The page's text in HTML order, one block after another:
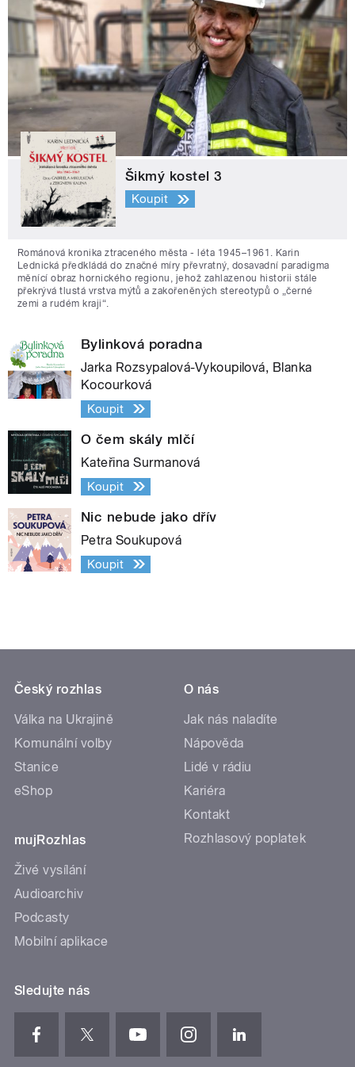
Šikmý kostel 3
Koupit
Románová kronika ztraceného města - léta 1945–1961. Karin
Lednická předkládá do značné míry převratný, dosavadní paradigma
měnící obraz hornického regionu, jehož zahlazenou historii stále
překrývá tlustá vrstva mýtů a zakořeněných stereotypů o „černé
zemi a rudém kraji“.
Bylinková poradna
Jarka Rozsypalová-Vykoupilová, Blanka
Kocourková
Koupit
O čem skály mlčí
Kateřina Surmanová
Koupit
Nic nebude jako dřív
Petra Soukupová
Koupit
Český rozhlas
Válka na Ukrajině
Komunální volby
Stanice
eShop
mujRozhlas
Živé vysílání
Audioarchiv
Podcasty
Mobilní aplikace
O nás
Jak nás naladíte
Nápověda
Lidé v rádiu
Kariéra
Kontakt
Rozhlasový poplatek
Sledujte nás